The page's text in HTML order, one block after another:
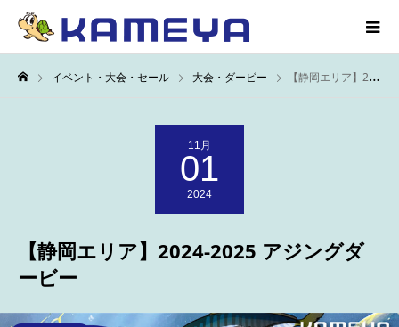
イベント・大会・セール 大会・ダービー 【静岡エリア】2024-2025 アジングダービー
11月
01
2024
【静岡エリア】2024-2025 アジングダ
ービー